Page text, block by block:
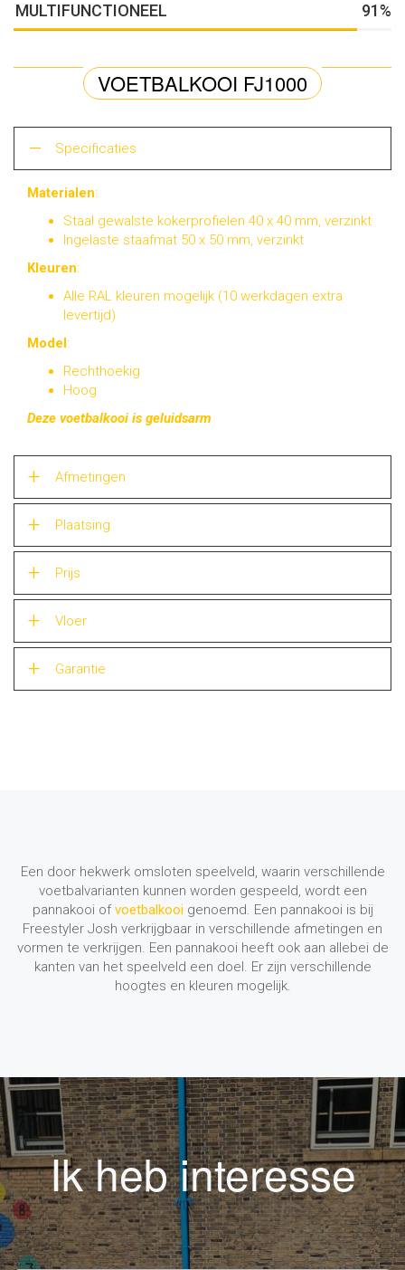
MULTIFUNCTIONEEL 91%
VOETBALKOOI FJ1000
Specificaties
Materialen:
Staal gewalste kokerprofielen 40 x 40 mm, verzinkt
Ingelaste staafmat 50 x 50 mm, verzinkt
Kleuren:
Alle RAL kleuren mogelijk (10 werkdagen extra
levertijd)
Model:
Rechthoekig
Hoog
Deze voetbalkooi is geluidsarm
Afmetingen
Plaatsing
Prijs
Vloer
Garantie
Een door hekwerk omsloten speelveld, waarin verschillende
voetbalvarianten kunnen worden gespeeld, wordt een
pannakooi ofvoetbalkooigenoemd. Een pannakooi is bij
Freestyler Josh verkrijgbaar in verschillende afmetingen en
vormen te verkrijgen. Een pannakooi heeft ook aan allebei de
kanten van het speelveld een doel. Er zijn verschillende
hoogtes en kleuren mogelijk.
Ik heb interesse